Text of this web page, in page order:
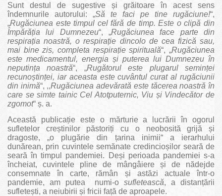
Sunt destul de sugestive și grăitoare în acest sens
îndemnurile autorului: „Să te faci pe tine rugăciune!“,
„Rugăciunea este timpul cel fără de timp. Este o clipă din
Împărăția lui Dumnezeu“, „Rugăciunea face parte din
respirația noastră, o respirație dincolo de cea fizică sau,
mai bine zis, completa respirație spirituală“, „Rugăciunea
este medicamentul, energia și puterea lui Dumnezeu în
neputința noastră“, „Rugătorul este plugarul seminței
recunoștinței, iar aceasta este cuvântul curat al rugăciunii
din inimă“, ,,Rugăciunea adevărată este tăcerea noastră în
care se simte tainic Cel Atotputernic, Viu și Vindecător de
zgomot“ ș. a.
Această publicație este o mărturie a lucrării în ogorul
sufletelor creștinilor păstoriți cu o neobosită grijă și
dragoste, „o plugărie din țarina inimii“ a ierarhului
dunărean, prin cuvintele semănate credincioșilor seară de
seară în timpul pandemiei. Deși perioada pandemiei s‑a
încheiat, cuvintele pline de mângâiere și de nădejde
consemnate în carte, rămân și astăzi actuale într‑o
pandemie, am putea numi‑osufletească, a distanțării
sufletești, a neiubirii și fricii față de aproapele.